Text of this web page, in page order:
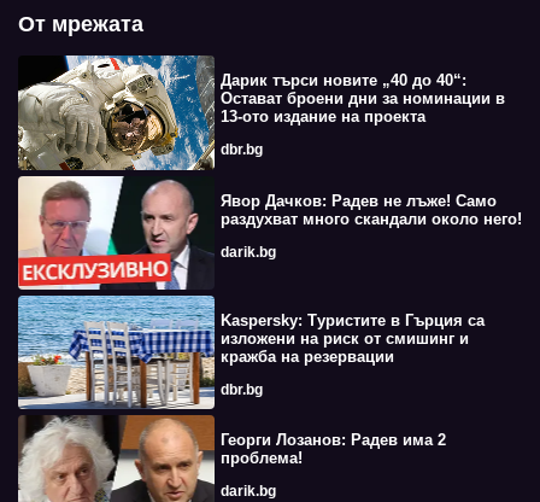
От мрежата
Дарик търси новите „40 до 40“:
Остават броени дни за номинации в
13-ото издание на проекта
dbr.bg
Явор Дачков: Радев не лъже! Само
раздухват много скандали около него!
darik.bg
Kaspersky: Туристите в Гърция са
изложени на риск от смишинг и
кражба на резервации
dbr.bg
Георги Лозанов: Радев има 2
проблема!
darik.bg